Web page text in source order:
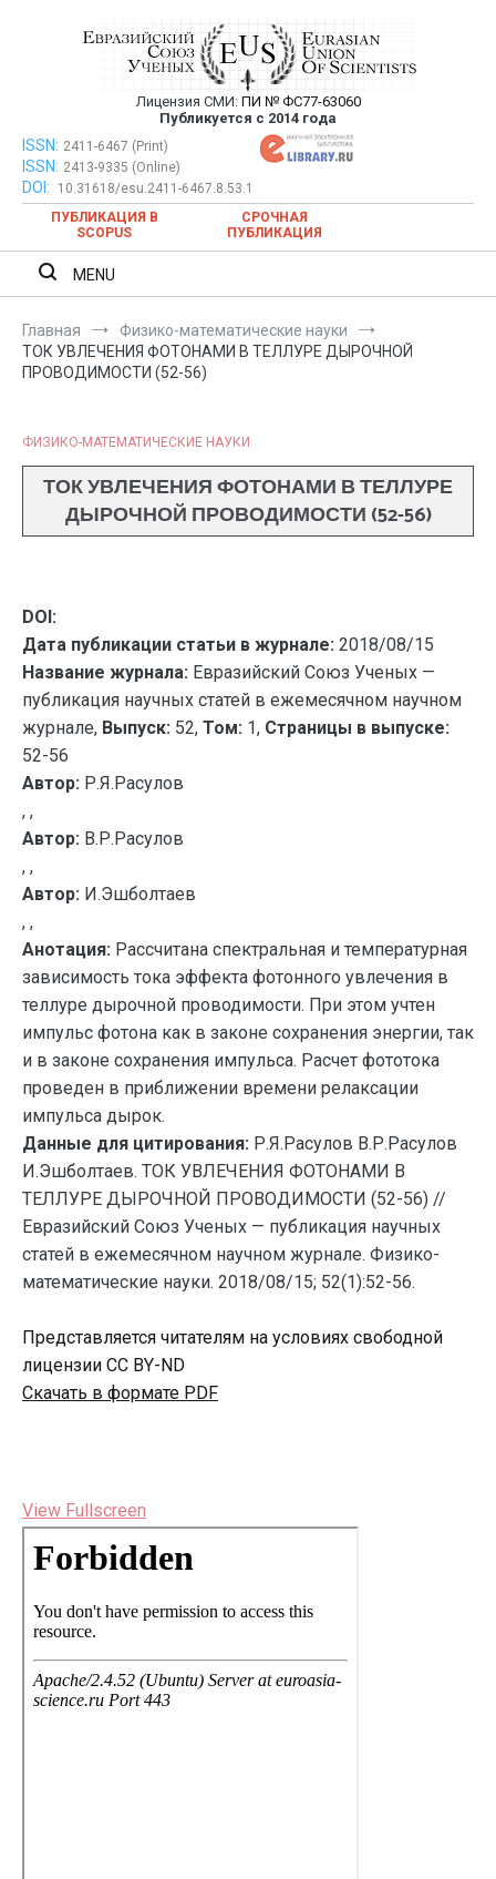
Евразийский Союз Ученых —
публикация научных статей в
ежемесячном научном журнале
Лицензия СМИ: ПИ № ФС77-63060
Публикуется с 2014 года
Евразийский Союз Ученых — публикация научных статей в
ежемесячном научном журнале
ISSN: 2411-6467 (Print)
ISSN: 2413-9335 (Online)
DOI:
10.31618/esu.2411-6467.8.53.1
ПУБЛИКАЦИЯ В
SCOPUS
СРОЧНАЯ
ПУБЛИКАЦИЯ
MENU
Главная
Физико-математические науки
ТОК УВЛЕЧЕНИЯ ФОТОНАМИ В ТЕЛЛУРЕ ДЫРОЧНОЙ
ПРОВОДИМОСТИ (52-56)
ФИЗИКО-МАТЕМАТИЧЕСКИЕ НАУКИ
ТОК УВЛЕЧЕНИЯ ФОТОНАМИ В ТЕЛЛУРЕ
ДЫРОЧНОЙ ПРОВОДИМОСТИ (52-56)
DOI:
Дата публикации статьи в журнале: 2018/08/15
Название журнала: Евразийский Союз Ученых —
публикация научных статей в ежемесячном научном
журнале, Выпуск: 52, Том: 1, Страницы в выпуске:
52-56
Автор: Р.Я.Расулов
, ,
Автор: В.Р.Расулов
, ,
Автор: И.Эшболтаев
, ,
Анотация: Рассчитана спектральная и температурная
зависимость тока эффекта фотонного увлечения в
теллуре дырочной проводимости. При этом учтен
импульс фотона как в законе сохранения энергии, так
и в законе сохранения импульса. Расчет фототока
проведен в приближении времени релаксации
импульса дырок.
Данные для цитирования: Р.Я.Расулов В.Р.Расулов
И.Эшболтаев. ТОК УВЛЕЧЕНИЯ ФОТОНАМИ В
ТЕЛЛУРЕ ДЫРОЧНОЙ ПРОВОДИМОСТИ (52-56) //
Евразийский Союз Ученых — публикация научных
статей в ежемесячном научном журнале. Физико-
математические науки. 2018/08/15; 52(1):52-56.
Представляется читателям на условиях свободной
лицензии CC BY-ND
Скачать в формате PDF
View Fullscreen
Перейти
содержимому
PDF